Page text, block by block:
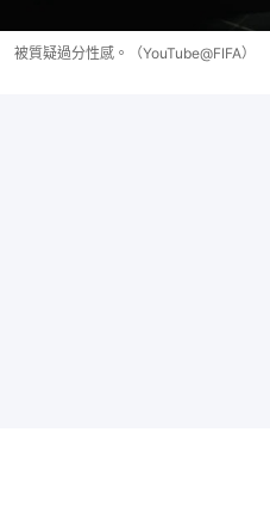
被質疑過分性感。（YouTube@‎⁨FIFA）